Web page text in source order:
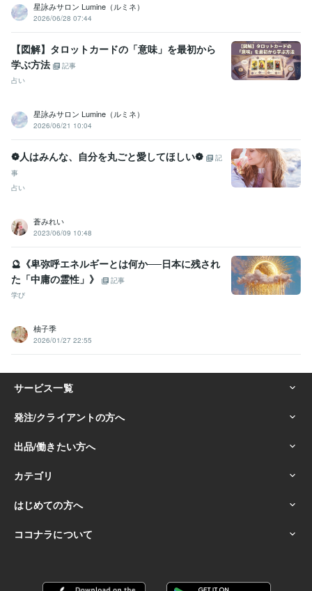
星詠みサロン Lumine（ルミネ）
2026/06/28 07:44
【図解】タロットカードの「意味」を最初から
学ぶ方法
記事
占い
星詠みサロン Lumine（ルミネ）
2026/06/21 10:04
❁人はみんな、自分を丸ごと愛してほしい❁
記
事
占い
蒼みれい
2023/06/09 10:48
🔮《卑弥呼エネルギーとは何か──日本に残され
た「中庸の霊性」》
記事
学び
柚子季
2026/01/27 22:55